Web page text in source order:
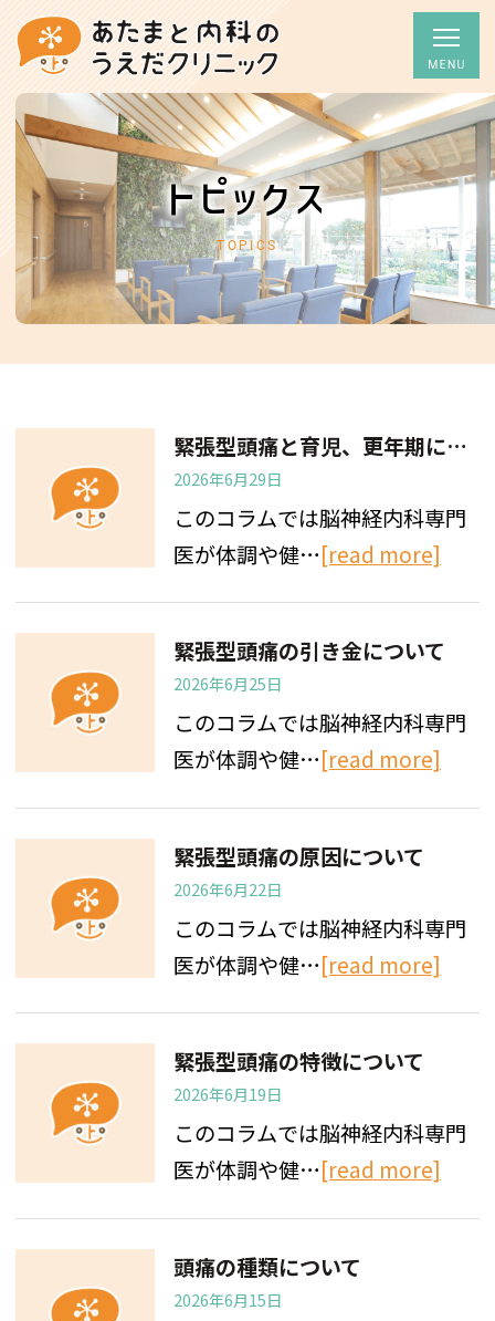
トピックス
TOPICS
緊張型頭痛と育児、更年期について
2026年6月29日
このコラムでは脳神経内科専門
医が体調や健…[read more]
緊張型頭痛の引き金について
2026年6月25日
このコラムでは脳神経内科専門
医が体調や健…[read more]
緊張型頭痛の原因について
2026年6月22日
このコラムでは脳神経内科専門
医が体調や健…[read more]
緊張型頭痛の特徴について
2026年6月19日
このコラムでは脳神経内科専門
医が体調や健…[read more]
頭痛の種類について
2026年6月15日